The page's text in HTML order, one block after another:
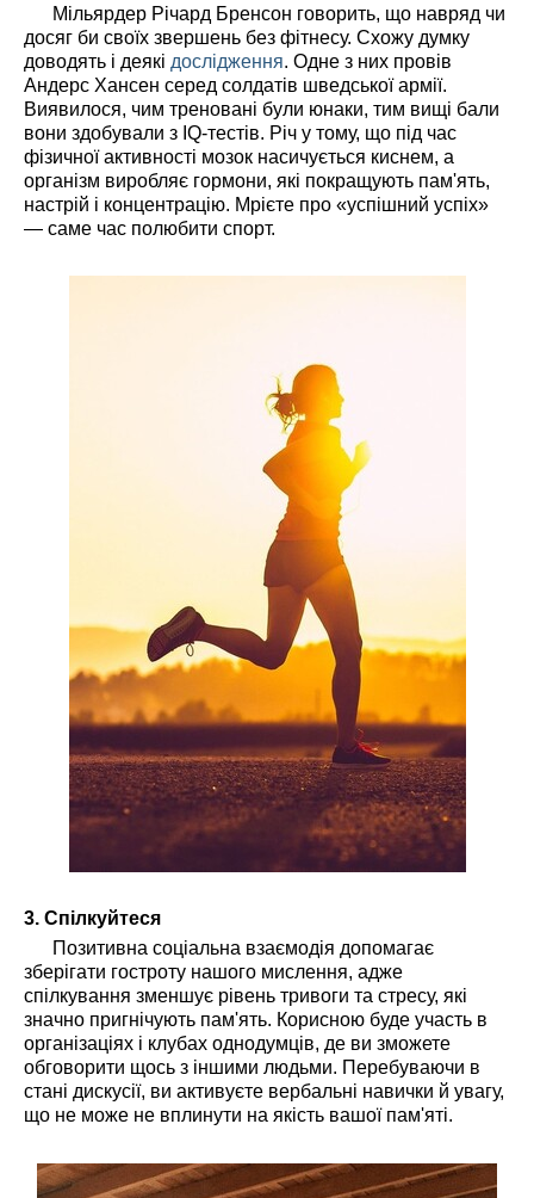
Мільярдер Річард Бренсон говорить, що навряд чи
досяг би своїх звершень без фітнесу. Схожу думку
доводять і деякі дослідження. Одне з них провів
Андерс Хансен серед солдатів шведської армії.
Виявилося, чим треновані були юнаки, тим вищі бали
вони здобували з IQ-тестів. Річ у тому, що під час
фізичної активності мозок насичується киснем, а
організм виробляє гормони, які покращують пам'ять,
настрій і концентрацію. Мрієте про «успішний успіх»
— саме час полюбити спорт.
3. Спілкуйтеся
Позитивна соціальна взаємодія допомагає
зберігати гостроту нашого мислення, адже
спілкування зменшує рівень тривоги та стресу, які
значно пригнічують пам'ять. Корисною буде участь в
організаціях і клубах однодумців, де ви зможете
обговорити щось з іншими людьми. Перебуваючи в
стані дискусії, ви активуєте вербальні навички й увагу,
що не може не вплинути на якість вашої пам'яті.